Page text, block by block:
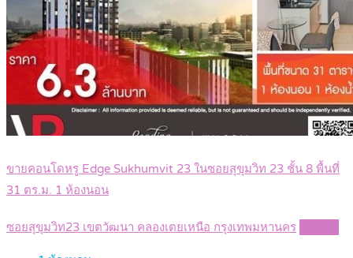
ขายคอนโดหรู Edge Sukhumvit 23 ในซอยสุขุมวิท 23 ชั้น 8 พื้นที่
31 ตร.ม. 1 ห้องนอน
ซอยสุขุมวิท23 เขตวัฒนา คลองเตยเหนือ กรุงเทพมหานคร